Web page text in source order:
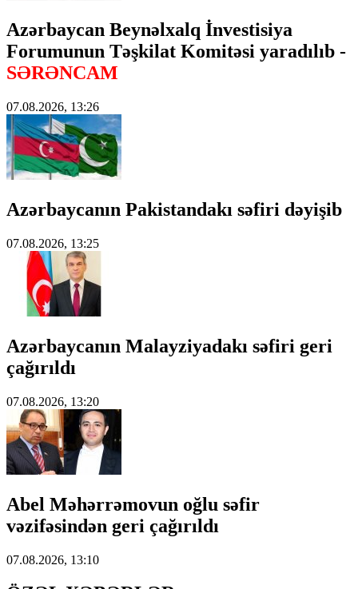
Azərbaycan Beynəlxalq İnvestisiya
Forumunun Təşkilat Komitəsi yaradılıb -
SƏRƏNCAM
07.08.2026, 13:26
Azərbaycanın Pakistandakı səfiri dəyişib
07.08.2026, 13:25
Azərbaycanın Malayziyadakı səfiri geri
çağırıldı
07.08.2026, 13:20
Abel Məhərrəmovun oğlu səfir
vəzifəsindən geri çağırıldı
07.08.2026, 13:10